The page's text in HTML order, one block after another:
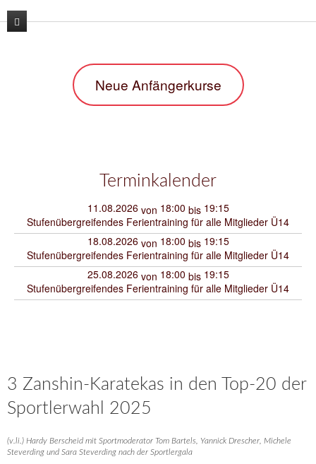
Termine
Mitglieder-werben-Mitglieder
Downloads / Anmeldeformular
Anfängerkurse
Shop
Neue Anfängerkurse
Terminkalender
11.08.2026von 18:00 bis 19:15
Stufenübergreifendes Ferientraining für alle Mitglieder Ü14
18.08.2026von 18:00 bis 19:15
Stufenübergreifendes Ferientraining für alle Mitglieder Ü14
25.08.2026von 18:00 bis 19:15
Stufenübergreifendes Ferientraining für alle Mitglieder Ü14
3 Zanshin-Karatekas in den Top-20 der
Sportlerwahl 2025
(v.li.) Hardy Berscheid mit Sportmoderator Tom Bartels, Yannick Drescher, Michele
Steverding und Sara Steverding nach der Sportlergala